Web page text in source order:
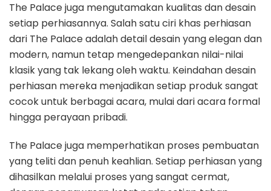
The Palace juga mengutamakan kualitas dan desain
setiap perhiasannya. Salah satu ciri khas perhiasan
dari The Palace adalah detail desain yang elegan dan
modern, namun tetap mengedepankan nilai-nilai
klasik yang tak lekang oleh waktu. Keindahan desain
perhiasan mereka menjadikan setiap produk sangat
cocok untuk berbagai acara, mulai dari acara formal
hingga perayaan pribadi.
The Palace juga memperhatikan proses pembuatan
yang teliti dan penuh keahlian. Setiap perhiasan yang
dihasilkan melalui proses yang sangat cermat,